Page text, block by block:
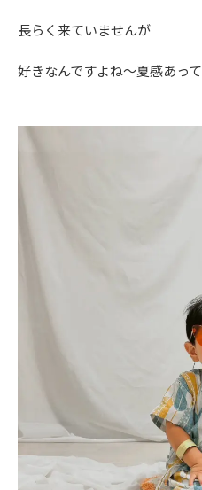
長らく来ていませんが
好きなんですよね～夏感あって